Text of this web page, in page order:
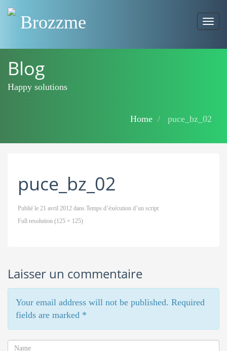
Brozzme
Blog
Happy solutions
Home puce_bz_02
puce_bz_02
Publié le 21 avril 2012 dans Temps d’éxécution d’un script
Full resolution (125 × 125)
Laisser un commentaire
Your email address will not be published. Required
fields are marked *